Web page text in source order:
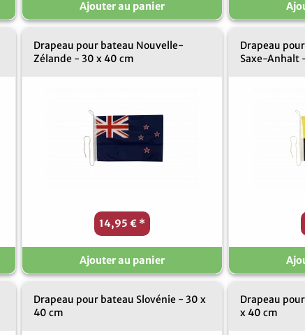
Ajouter au panier
Drapeau pour bateau Nouvelle-
Zélande - 30 x 40 cm
14,95 € *
Ajouter au panier
Drapeau
Saxe-Anhalt
Drapeau pour bateau Slovénie - 30 x
40 cm
Drapeau
x 40 cm